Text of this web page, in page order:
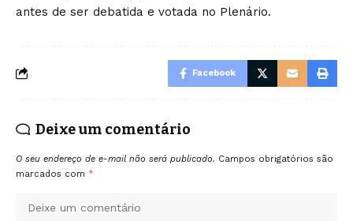
antes de ser debatida e votada no Plenário.
Facebook
Deixe um comentário
O seu endereço de e-mail não será publicado. Campos obrigatórios são
marcados com *